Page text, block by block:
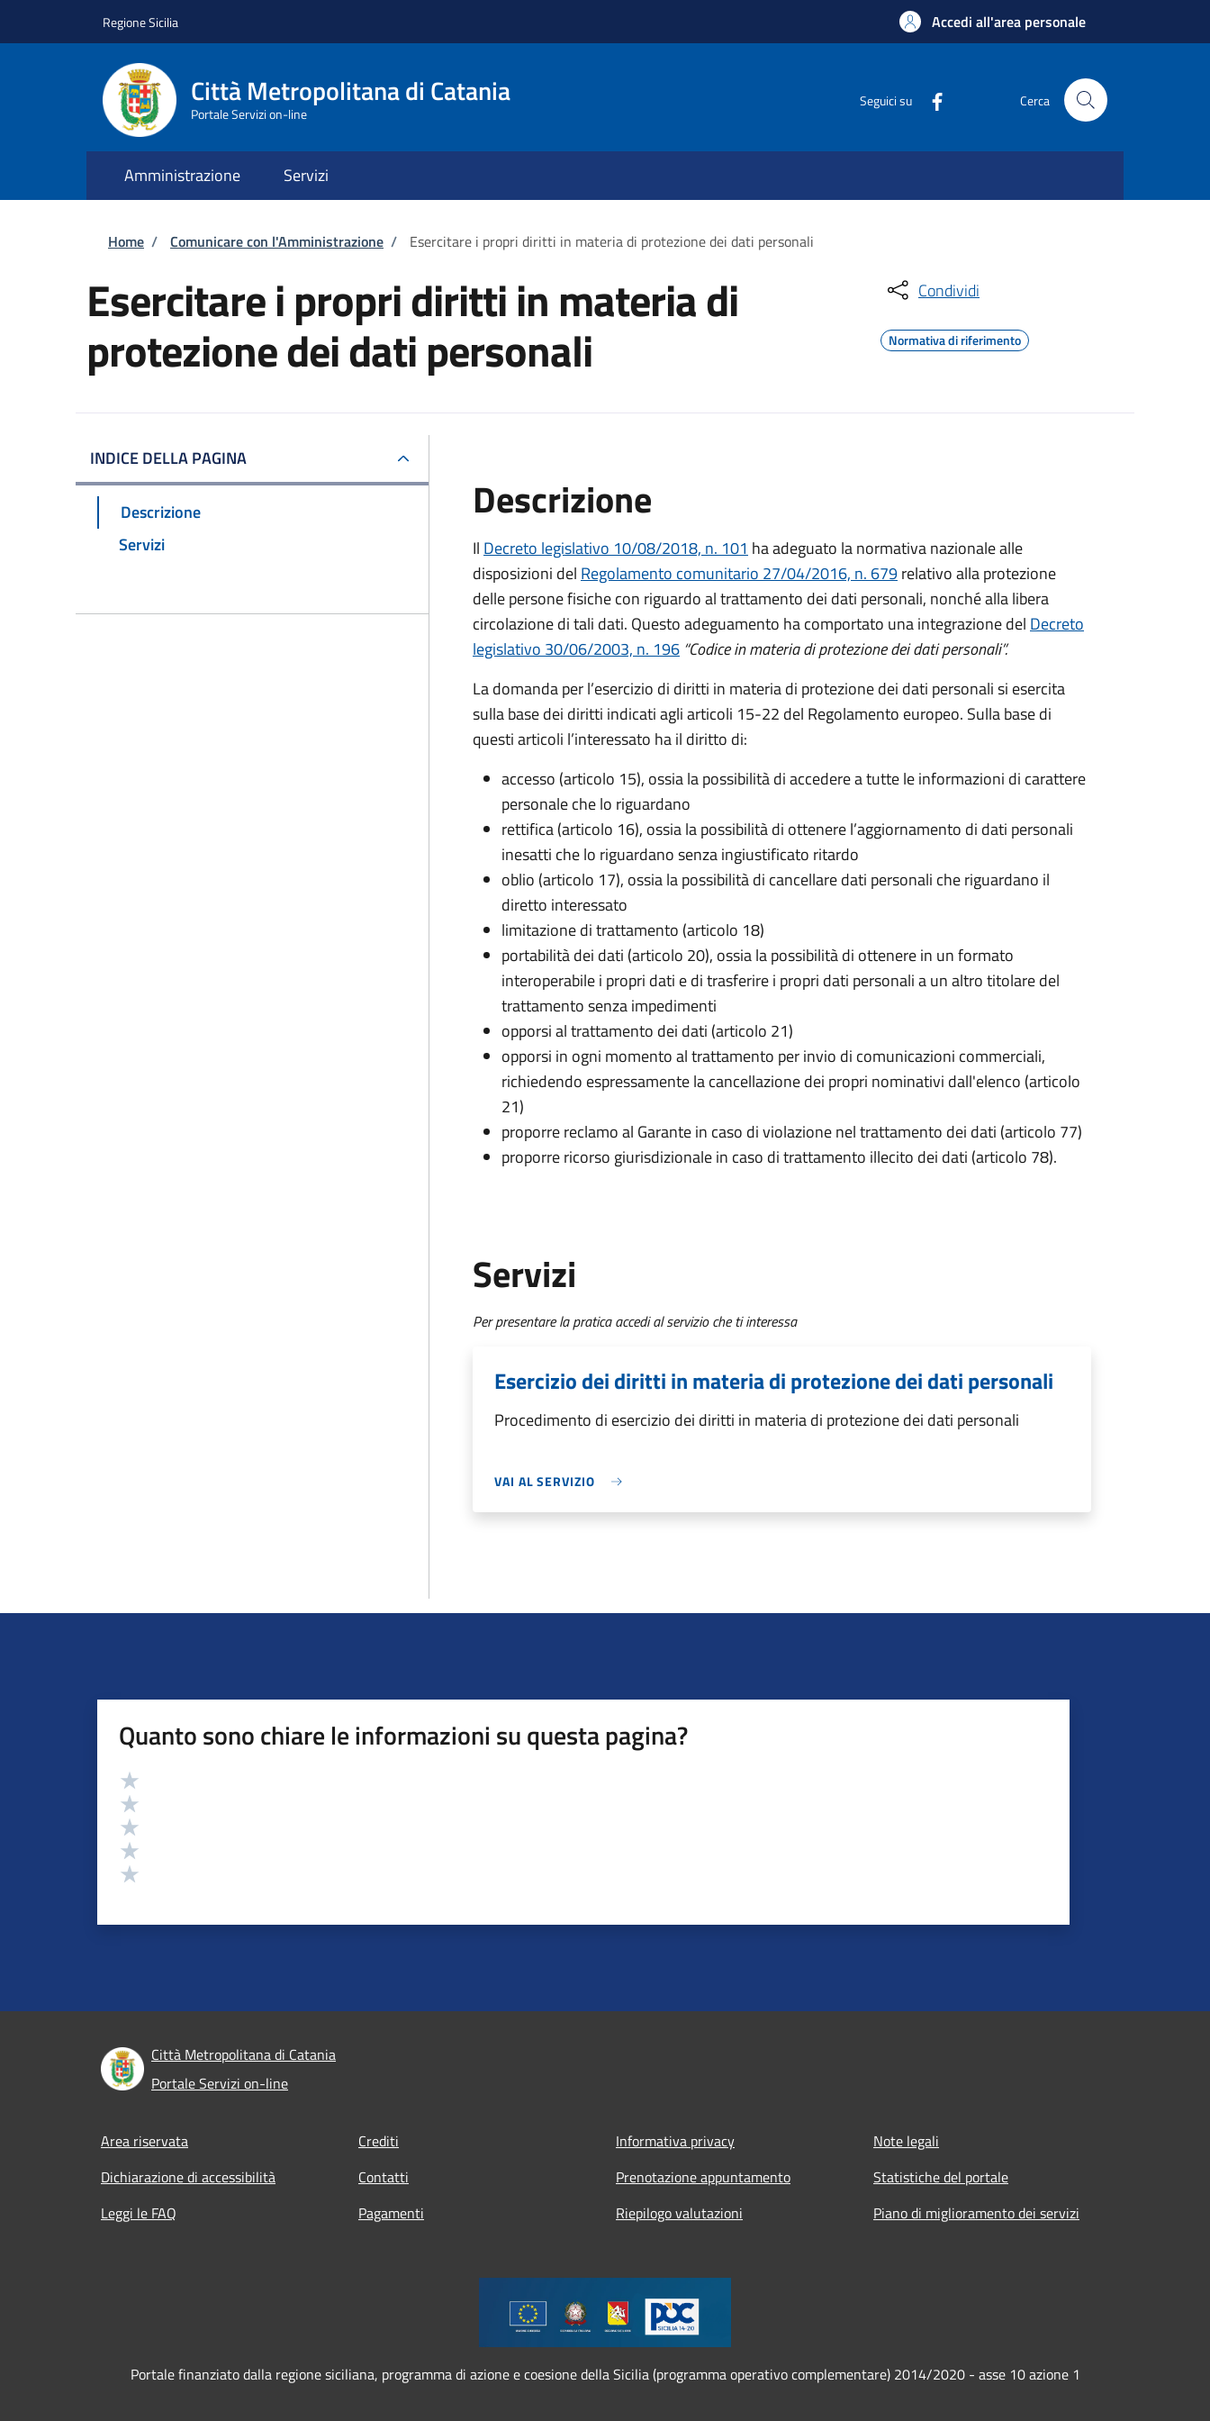
Regione Sicilia Accedi all'area personale
Città Metropolitana di Catania
Portale Servizi on-line
Seguici su Cerca
Amministrazione Servizi
Briciole di pane
Home / Comunicare con l'Amministrazione / Esercitare i propri diritti in materia di protezione dei dati personali
Esercitare i propri diritti in materia di
protezione dei dati personali
Condividi
Normativa di riferimento
INDICE DELLA PAGINA
Descrizione
Servizi
Descrizione
Il Decreto legislativo 10/08/2018, n. 101 ha adeguato la normativa nazionale alle
disposizioni del Regolamento comunitario 27/04/2016, n. 679relativo alla protezione
delle persone fisiche con riguardo al trattamento dei dati personali, nonché alla libera
circolazione di tali dati. Questo adeguamento ha comportato una integrazione del Decreto
legislativo 30/06/2003, n. 196 “Codice in materia di protezione dei dati personali”.
La domanda per l’esercizio di diritti in materia di protezione dei dati personali si esercita
sulla base dei diritti indicati agli articoli 15-22 del Regolamento europeo. Sulla base di
questi articoli l’interessato ha il diritto di:
accesso (articolo 15), ossia la possibilità di accedere a tutte le informazioni di carattere
personale che lo riguardano
rettifica (articolo 16), ossia la possibilità di ottenere l’aggiornamento di dati personali
inesatti che lo riguardano senza ingiustificato ritardo
oblio (articolo 17), ossia la possibilità di cancellare dati personali che riguardano il
diretto interessato
limitazione di trattamento (articolo 18)
portabilità dei dati (articolo 20), ossia la possibilità di ottenere in un formato
interoperabile i propri dati e di trasferire i propri dati personali a un altro titolare del
trattamento senza impedimenti
opporsi al trattamento dei dati (articolo 21)
opporsi in ogni momento al trattamento per invio di comunicazioni commerciali,
richiedendo espressamente la cancellazione dei propri nominativi dall'elenco (articolo
21)
proporre reclamo al Garante in caso di violazione nel trattamento dei dati (articolo 77)
proporre ricorso giurisdizionale in caso di trattamento illecito dei dati (articolo 78).
Servizi
Per presentare la pratica accedi al servizio che ti interessa
Esercizio dei diritti in materia di protezione dei dati personali
Procedimento di esercizio dei diritti in materia di protezione dei dati personali
VAI AL SERVIZIO
Quanto sono chiare le informazioni su questa pagina?
Valutazione
Città Metropolitana di Catania
Portale Servizi on-line
Footer menu
Area riservata Crediti Informativa privacy
Note legali
Dichiarazione di accessibilità
Contatti Prenotazione appuntamento
Statistiche del portale
Leggi le FAQ
Pagamenti Riepilogo valutazioni Piano di miglioramento dei servizi
Portale finanziato dalla regione siciliana, programma di azione e coesione della Sicilia (programma operativo complementare) 2014/2020 - asse 10 azione 1